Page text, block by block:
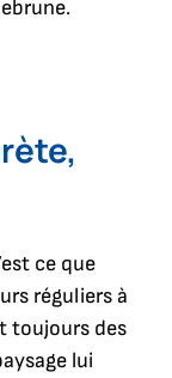
ce que
réguliers à
toujours des
lui